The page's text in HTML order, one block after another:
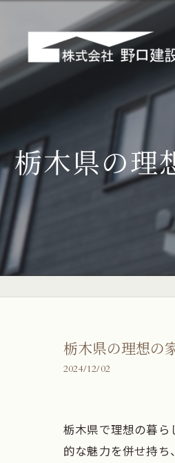
栃木県の理
栃木県の理想の
2024/12/02
栃木県で理想の暮
的な魅力を併せ持